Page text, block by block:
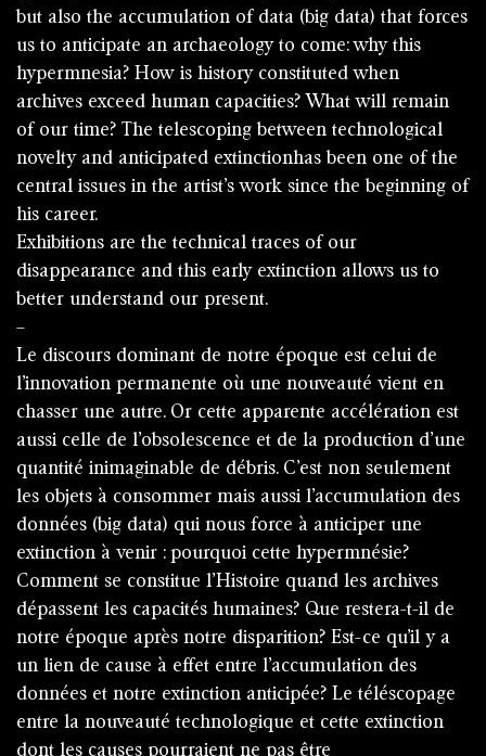
but also the accumulation of data (big data) that forces
us to anticipate an archaeology to come: why this
hypermnesia? How is history constituted when
archives exceed human capacities? What will remain
of our time? The telescoping between technological
novelty and anticipated extinctionhas been one of the
central issues in the artist’s work since the beginning of
his career.
Exhibitions are the technical traces of our
disappearance and this early extinction allows us to
better understand our present.
–
Le discours dominant de notre époque est celui de
l’innovation permanente où une nouveauté vient en
chasser une autre. Or cette apparente accélération est
aussi celle de l’obsolescence et de la production d’une
quantité inimaginable de débris. C’est non seulement
les objets à consommer mais aussi l’accumulation des
données (big data) qui nous force à anticiper une
extinction à venir : pourquoi cette hypermnésie?
Comment se constitue l’Histoire quand les archives
dépassent les capacités humaines? Que restera-t-il de
notre époque après notre disparition? Est-ce qu’il y a
un lien de cause à effet entre l’accumulation des
données et notre extinction anticipée? Le téléscopage
entre la nouveauté technologique et cette extinction
dont les causes pourraient ne pas être